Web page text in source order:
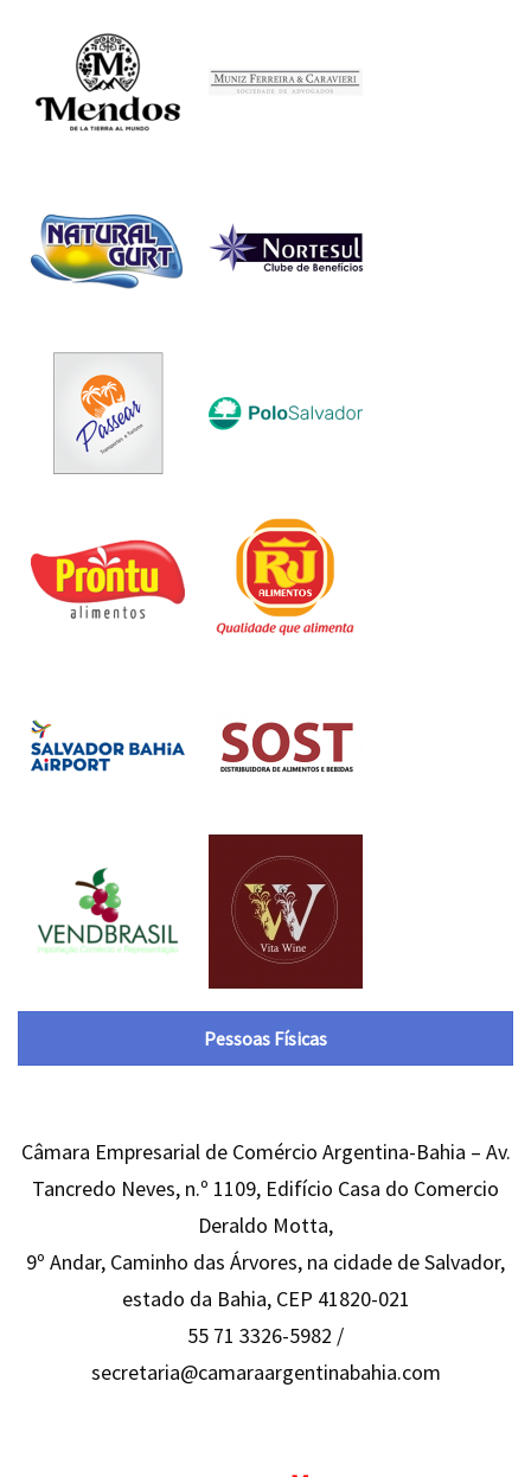
Pessoas Físicas
Câmara Empresarial de Comércio Argentina-Bahia – Av.
Tancredo Neves, n.º 1109, Edifício Casa do Comercio
Deraldo Motta,
9º Andar, Caminho das Árvores, na cidade de Salvador,
estado da Bahia, CEP 41820-021
55 71 3326-5982 /
secretaria@camaraargentinabahia.com